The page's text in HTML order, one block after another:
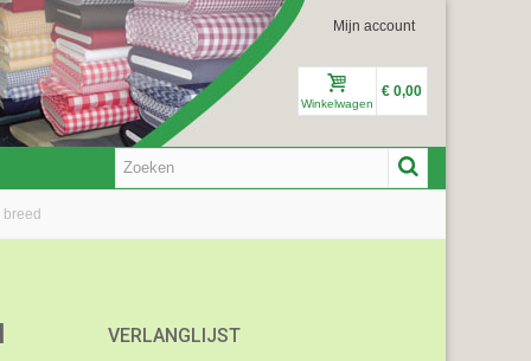
Mijn account
Winkelwagen
€ 0,00
VERLANGLIJST